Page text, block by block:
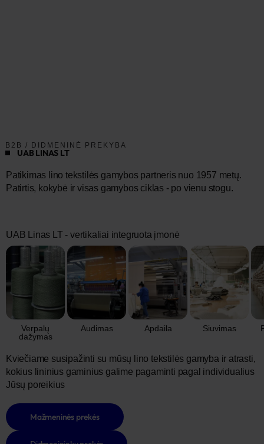
B2B / DIDMENINĖ PREKYBA
UAB LINAS LT
Patikimas lino tekstilės gamybos partneris nuo 1957 metų.
Patirtis, kokybė ir visas gamybos ciklas - po vienu stogu.
UAB Linas LT- vertikaliai integruota įmonė
Verpalų
dažymas
Audimas Apdaila Siuvimas
Kviečiame susipažinti su mūsų lino tekstilės gamyba ir atrasti,
kokius lininius gaminius galime pagaminti pagal individualius
Jūsų poreikius
Mažmeninės prekės